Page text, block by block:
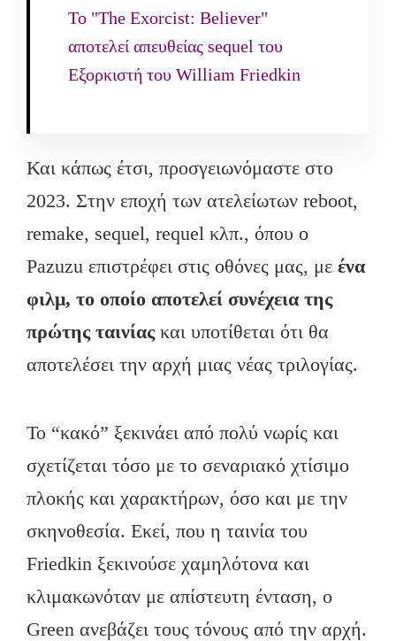
To "The Exorcist: Believer"
αποτελεί απευθείας sequel του
Εξορκιστή του William Friedkin
Και κάπως έτσι, προσγειωνόμαστε στο
2023. Στην εποχή των ατελείωτων reboot,
remake, sequel, requel κλπ., όπου ο
Pazuzu επιστρέφει στις οθόνες μας, με ένα
φιλμ, το οποίο αποτελεί συνέχεια της
πρώτης ταινίας και υποτίθεται ότι θα
αποτελέσει την αρχή μιας νέας τριλογίας.
Το “κακό” ξεκινάει από πολύ νωρίς και
σχετίζεται τόσο με το σεναριακό χτίσιμο
πλοκής και χαρακτήρων, όσο και με την
σκηνοθεσία. Εκεί, που η ταινία του
Friedkin ξεκινούσε χαμηλότονα και
κλιμακωνόταν με απίστευτη ένταση, ο
Green ανεβάζει τους τόνους από την αρχή.